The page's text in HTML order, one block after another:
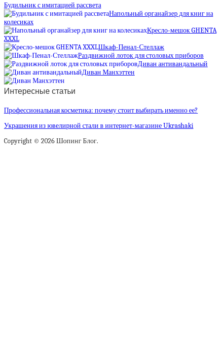
Будильник с имитацией рассвета
Напольный органайзер для книг на
колесиках
Кресло-мешок GHENTA
XXXL
Шкаф-Пенал-Стеллаж
Раздвижной лоток для столовых приборов
Диван антивандальный
Диван Манхэттен
Интересные статьи
Профессиональная косметика: почему стоит выбирать именно ее?
Украшения из ювелирной стали в интернет-магазине Ukrashaki
Copyright © 2026 Шопинг Блог.